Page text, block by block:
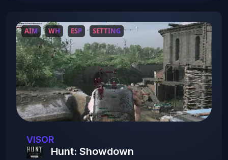
AIM WH ESP SETTING
VISOR
Hunt: Showdown